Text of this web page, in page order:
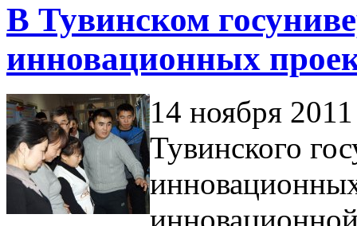
В Тувинском
инновационных
14 ноября
Тувинского